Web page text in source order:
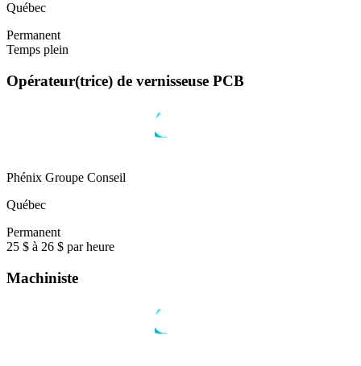
Québec
Permanent
Temps plein
Opérateur(trice) de vernisseuse PCB
Phénix Groupe Conseil
Québec
Permanent
25 $ à 26 $ par heure
Machiniste